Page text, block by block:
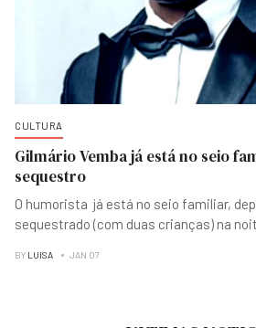
CULTURA
Gilmário Vemba já está no seio
sequestro
O humorista já está no seio familiar,
sequestrado (com duas crianças) na
BY LUISA JAN 07